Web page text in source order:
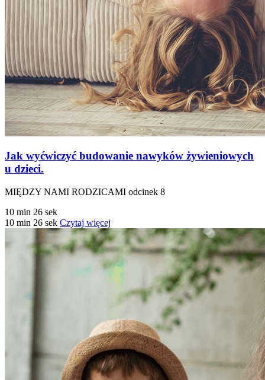
Jak wyćwiczyć budowanie nawyków żywieniowych
u dzieci.
MIĘDZY NAMI RODZICAMI odcinek 8
10 min 26 sek
10 min 26 sek Czytaj więcej